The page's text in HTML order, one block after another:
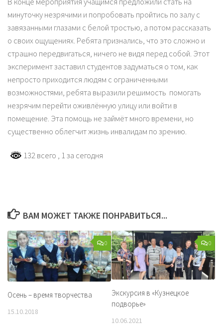
минуточку незрячими и попробовать пройтись по залу с
завязанными глазами с белой тростью, а потом рассказать
о своих ощущениях. Ребята признались, что это сложно и
страшно передвигаться, ничего не видя перед собой. Этот
эксперимент заставил студентов задуматься о том, как
непросто приходится людям с ограниченными
возможностями, ребята выразили решимость помогать
незрячим перейти оживлённую улицу или войти в
помещение. Эта помощь не займёт много времени, но
существенно облегчит жизнь инвалидам по зрению.
132 всего , 1 за сегодня
ВАМ МОЖЕТ ТАКЖЕ ПОНРАВИТЬСЯ...
0
Осень – время творчества
15.10.2018
0
Экскурсия в «Кузнецкое
подворье»
10.06.2021